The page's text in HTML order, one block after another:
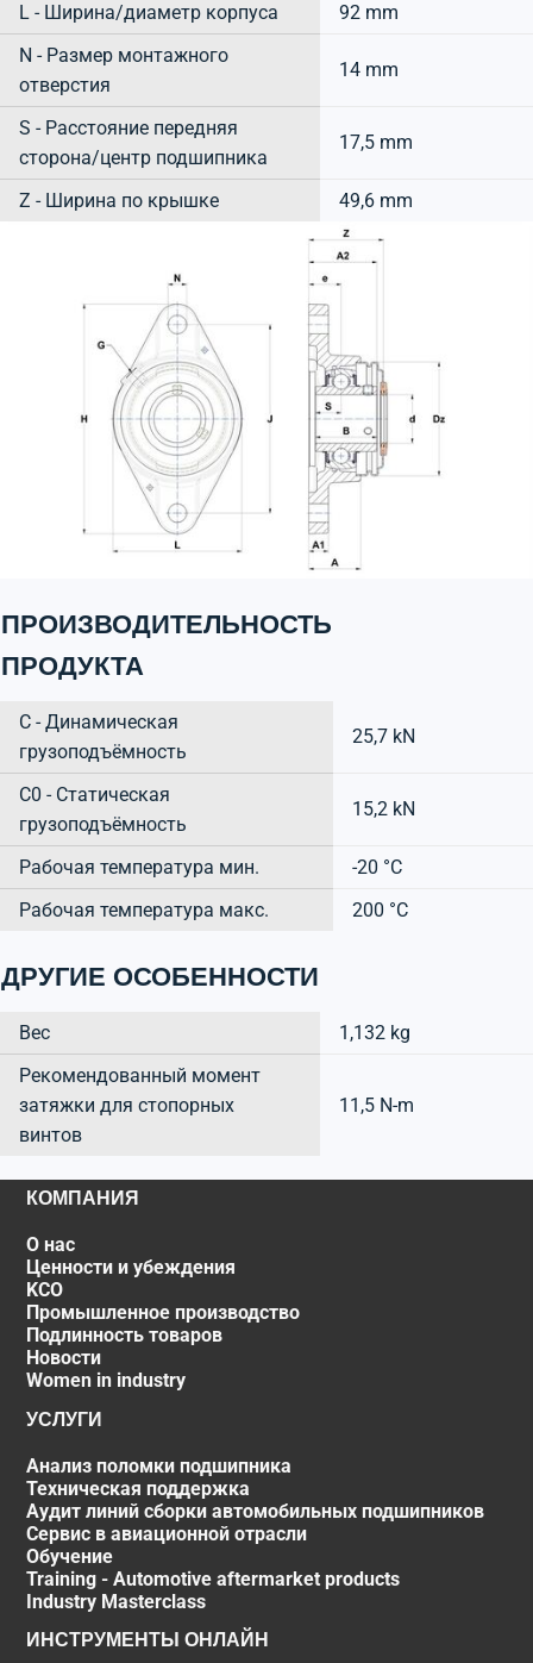
L - Ширина/диаметр корпуса
92 mm
N - Размер монтажного
отверстия
14 mm
S - Расстояние передняя
сторона/центр подшипника
17,5 mm
Z - Ширина по крышке 49,6 mm
ПРОИЗВОДИТЕЛЬНОСТЬ
ПРОДУКТА
C - Динамическая
грузоподъёмность
25,7 kN
C0 - Статическая
грузоподъёмность
15,2 kN
Рабочая температура мин.
-20 °C
Рабочая температура макс.
200 °C
ДРУГИЕ ОСОБЕННОСТИ
Вес
1,132 kg
Рекомендованный момент
затяжки для стопорных
винтов
11,5 N-m
КОМПАНИЯ
О нас
Ценности и убеждения
KCO
Промышленное производство
Подлинность товаров
Новости
Women in industry
УСЛУГИ
Анализ поломки подшипника
Техническая поддержка
Аудит линий сборки автомобильных подшипников
Сервис в авиационной отрасли
Обучение
Training - Automotive aftermarket products
Industry Masterclass
ИНСТРУМЕНТЫ ОНЛАЙН